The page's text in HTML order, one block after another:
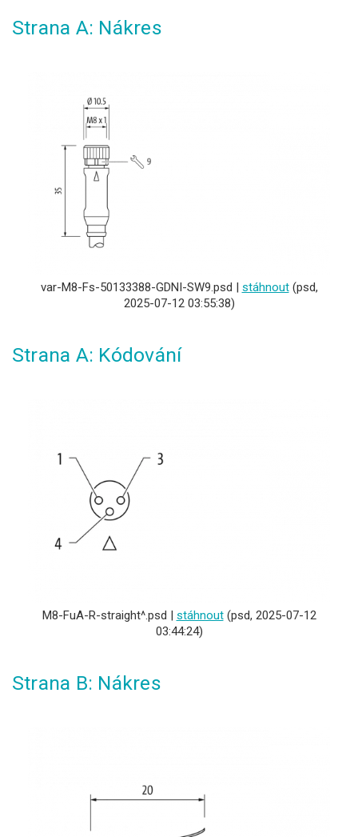
Strana A: Nákres
var-M8-Fs-50133388-GDNI-SW9.psd | stáhnout(psd,
2025-07-12 03:55:38)
Strana A: Kódování
M8-FuA-R-straight^.psd | stáhnout(psd, 2025-07-12
03:44:24)
Strana B: Nákres